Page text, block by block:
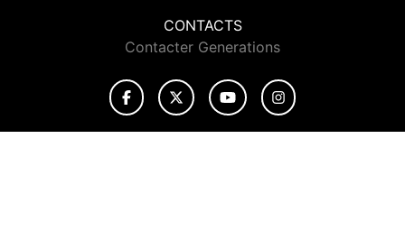
CONTACTS
Contacter Generations